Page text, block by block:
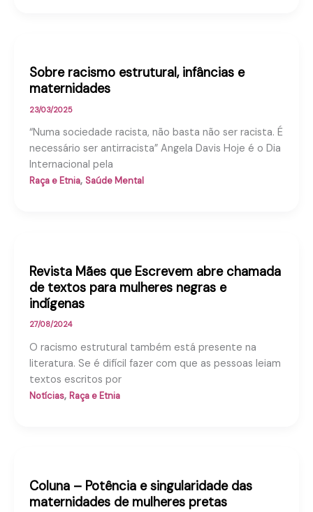
Sobre racismo estrutural, infâncias e
maternidades
23/03/2025
“Numa sociedade racista, não basta não ser racista. É
necessário ser antirracista” Angela Davis Hoje é o Dia
Internacional pela
Raça e Etnia, Saúde Mental
Revista Mães que Escrevem abre chamada
de textos para mulheres negras e
indígenas
27/08/2024
O racismo estrutural também está presente na
literatura. Se é difícil fazer com que as pessoas leiam
textos escritos por
Notícias, Raça e Etnia
Coluna – Potência e singularidade das
maternidades de mulheres pretas